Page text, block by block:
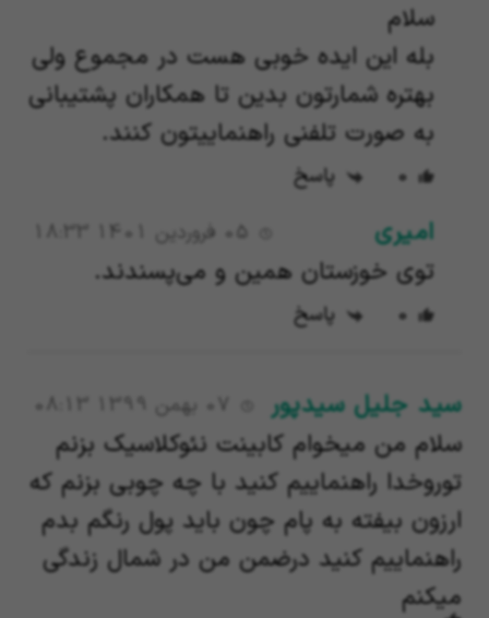
سلام
بله این ایده خوبی هست در مجموع ولی
بهتره شمارتون بدین تا همکاران پشتیبانی
به صورت تلفنی راهنماییتون کنند.
0 پاسخ
امیری
توی خوزستان همین و می‌پسندند.
0 پاسخ
سید جلیل سیدپور
سلام من میخوام کابینت نئوکلاسیک بزنم
توروخدا راهنماییم کنید با چه چوبی بزنم که
ارزون بیفته به پام چون باید پول رنگم بدم
راهنماییم کنید درضمن من در شمال زندگی
میکنم